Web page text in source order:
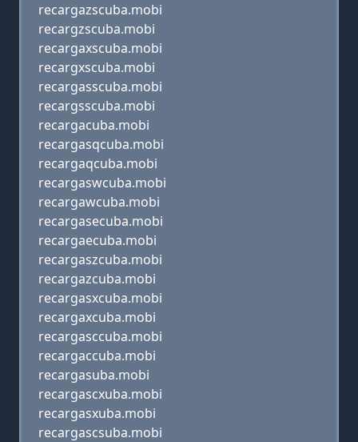
recargazscuba.mobi
recargzscuba.mobi
recargaxscuba.mobi
recargxscuba.mobi
recargasscuba.mobi
recargsscuba.mobi
recargacuba.mobi
recargasqcuba.mobi
recargaqcuba.mobi
recargaswcuba.mobi
recargawcuba.mobi
recargasecuba.mobi
recargaecuba.mobi
recargaszcuba.mobi
recargazcuba.mobi
recargasxcuba.mobi
recargaxcuba.mobi
recargasccuba.mobi
recargaccuba.mobi
recargasuba.mobi
recargascxuba.mobi
recargasxuba.mobi
recargascsuba.mobi